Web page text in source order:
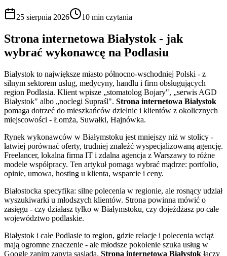
25 sierpnia 2026 10 min czytania
Strona internetowa Białystok - jak
wybrać wykonawcę na Podlasiu
Białystok to największe miasto północno-wschodniej Polski - z
silnym sektorem usług, medycyny, handlu i firm obsługujących
region Podlasia. Klient wpisze „stomatolog Bojary", „serwis AGD
Białystok" albo „noclegi Supraśl". Strona internetowa Białystok
pomaga dotrzeć do mieszkańców dzielnic i klientów z okolicznych
miejscowości - Łomża, Suwałki, Hajnówka.
Rynek wykonawców w Białymstoku jest mniejszy niż w stolicy -
łatwiej porównać oferty, trudniej znaleźć wyspecjalizowaną agencję.
Freelancer, lokalna firma IT i zdalna agencja z Warszawy to różne
modele współpracy. Ten artykuł pomaga wybrać mądrze: portfolio,
opinie, umowa, hosting u klienta, wsparcie i ceny.
Białostocka specyfika: silne polecenia w regionie, ale rosnący udział
wyszukiwarki u młodszych klientów. Strona powinna mówić o
zasięgu - czy działasz tylko w Białymstoku, czy dojeżdżasz po całe
województwo podlaskie.
Białystok i całe Podlasie to region, gdzie relacje i polecenia wciąż
mają ogromne znaczenie - ale młodsze pokolenie szuka usług w
Google zanim zapyta sąsiada. Strona internetowa Białystok łączy